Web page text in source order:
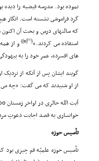
نموده بود. مدرسه فیضیه را
گرد فراموشى نشسته است. انگار
که سالنهاى درس و بحث آن اکنون
استفاده مى کردند.»(
[9]
[9])
و از
هاى افسرده، عمر خود را به
گویند ایشان پس از آنکه از نزدیک
از او شنیدند که مى گفت: «چه
خوانسارى به قصد اجابت دعوتِ
تأسیس حوزه
تأسیس حوزه علمیّه قم چیزى بود